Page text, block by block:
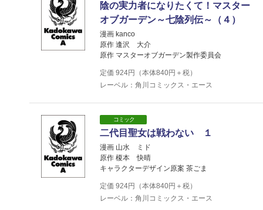
陰の実力者になりたくて！マスター
オブガーデン～七陰列伝～（４）
漫画 kanco
原作 逢沢 大介
原作 マスターオブガーデン製作委員会
定価 924円（本体840円＋税）
レーベル：角川コミックス・エース
コミック
二代目聖女は戦わない １
漫画 山水 ミド
原作 榎本 快晴
キャラクターデザイン原案 茶ごま
定価 924円（本体840円＋税）
レーベル：角川コミックス・エース